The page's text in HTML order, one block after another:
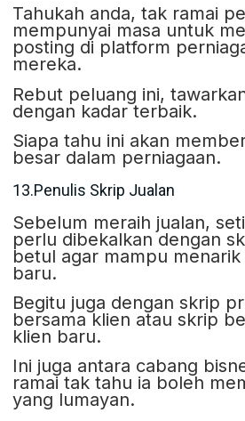
Tahukah anda, tak ramai
mempunyai masa untuk
posting di platform
mereka.
Rebut peluang ini,
dengan kadar terbaik.
Siapa tahu ini akan
besar dalam perniagaan.
13.Penulis Skrip Jualan
Sebelum meraih jualan,
perlu dibekalkan dengan
betul agar mampu
baru.
Begitu juga dengan skrip
bersama klien atau skrip
klien baru.
Ini juga antara cabang
ramai tak tahu ia boleh
yang lumayan.